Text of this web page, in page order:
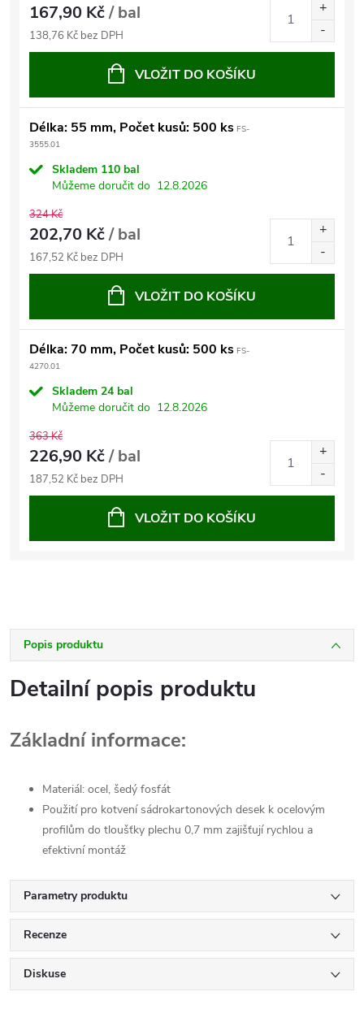
167,90 Kč/ bal
138,76 Kč bez DPH
VLOŽIT DO KOŠÍKU
Délka: 55 mm, Počet kusů: 500 ks FS-
3555.01
Skladem 110 bal
Můžeme doručit do 12.8.2026
324 Kč
202,70 Kč/ bal
167,52 Kč bez DPH
VLOŽIT DO KOŠÍKU
Délka: 70 mm, Počet kusů: 500 ks FS-
4270.01
Skladem 24 bal
Můžeme doručit do 12.8.2026
363 Kč
226,90 Kč/ bal
187,52 Kč bez DPH
VLOŽIT DO KOŠÍKU
Popis produktu
Detailní popis produktu
Základní informace:
Materiál: ocel, šedý fosfát
Použití pro kotvení sádrokartonových desek k ocelovým
profilům do tloušťky plechu 0,7 mm zajišťují rychlou a
efektivní montáž
Parametry produktu
Recenze
Diskuse